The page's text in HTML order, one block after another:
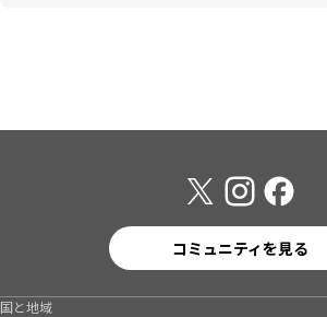
コミュニティを見る
国と地域